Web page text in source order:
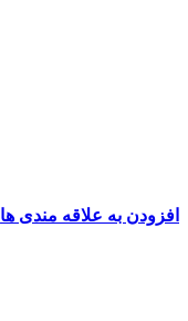
افزودن به علاقه مندی ها